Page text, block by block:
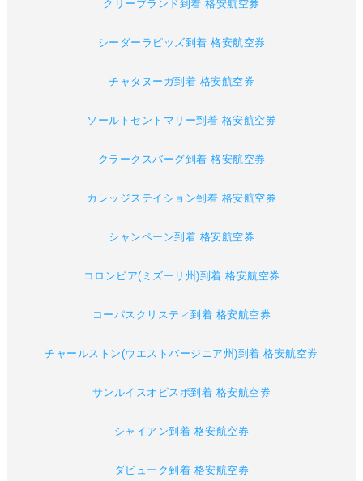
クリーブランド到着 格安航空券
シーダーラピッズ到着 格安航空券
チャタヌーガ到着 格安航空券
ソールトセントマリー到着 格安航空券
クラークスバーグ到着 格安航空券
カレッジステイション到着 格安航空券
シャンペーン到着 格安航空券
コロンビア(ミズーリ州)到着 格安航空券
コーパスクリスティ到着 格安航空券
チャールストン(ウエストバージニア州)到着 格安航空券
サンルイスオビスポ到着 格安航空券
シャイアン到着 格安航空券
ダビューク到着 格安航空券